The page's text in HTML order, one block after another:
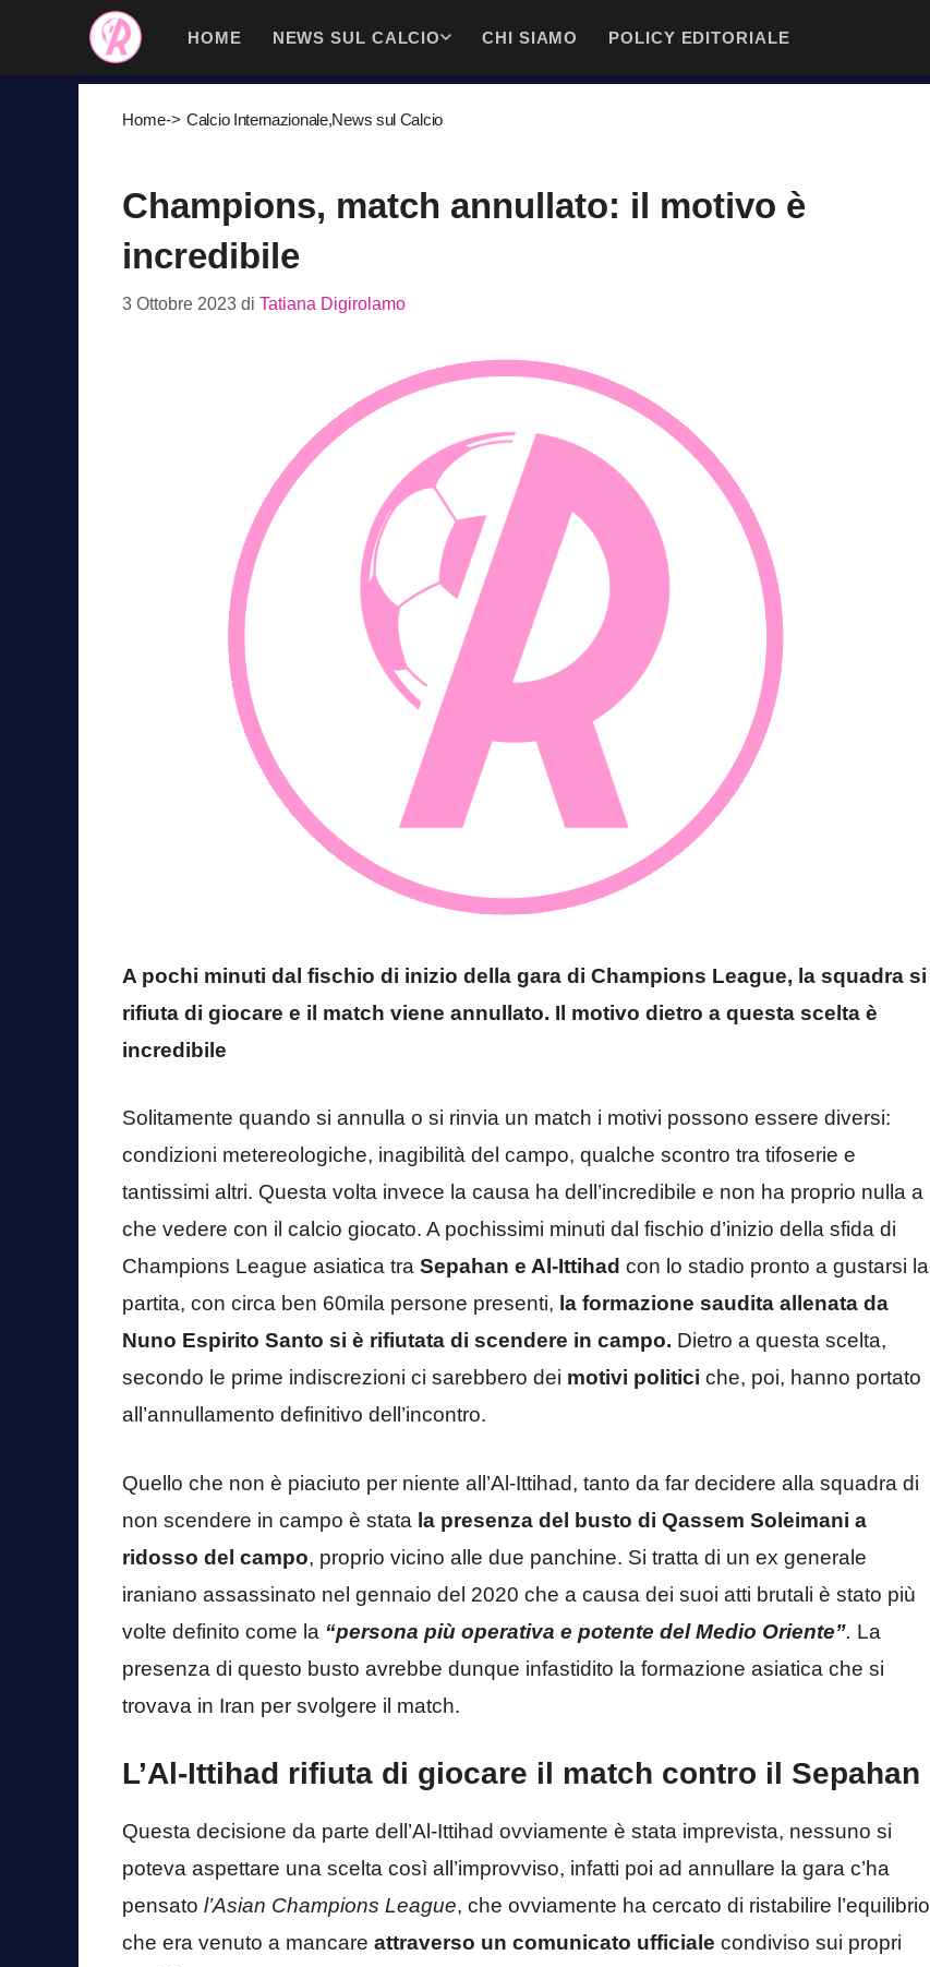
contenuto
HOME NEWS SUL CALCIO CHI SIAMO POLICY EDITORIALE
Home-> Calcio Internazionale,News sul Calcio
Champions, match annullato: il motivo è
incredibile
3 Ottobre 2023 di Tatiana Digirolamo
A pochi minuti dal fischio di inizio della gara di Champions League, la squadra si
rifiuta di giocare e il match viene annullato. Il motivo dietro a questa scelta è
incredibile
Solitamente quando si annulla o si rinvia un match i motivi possono essere diversi:
condizioni metereologiche, inagibilità del campo, qualche scontro tra tifoserie e
tantissimi altri. Questa volta invece la causa ha dell’incredibile e non ha proprio nulla a
che vedere con il calcio giocato. A pochissimi minuti dal fischio d’inizio della sfida di
Champions League asiatica tra Sepahan e Al-Ittihad con lo stadio pronto a gustarsi la
partita, con circa ben 60mila persone presenti, la formazione saudita allenata da
Nuno Espirito Santo si è rifiutata di scendere in campo. Dietro a questa scelta,
secondo le prime indiscrezioni ci sarebbero dei motivi politici che, poi, hanno portato
all’annullamento definitivo dell’incontro.
Quello che non è piaciuto per niente all’Al-Ittihad, tanto da far decidere alla squadra di
non scendere in campo è stata la presenza del busto di Qassem Soleimani a
ridosso del campo, proprio vicino alle due panchine. Si tratta di un ex generale
iraniano assassinato nel gennaio del 2020 che a causa dei suoi atti brutali è stato più
volte definito come la “persona più operativa e potente del Medio Oriente”. La
presenza di questo busto avrebbe dunque infastidito la formazione asiatica che si
trovava in Iran per svolgere il match.
L’Al-Ittihad rifiuta di giocare il match contro il Sepahan
Questa decisione da parte dell’Al-Ittihad ovviamente è stata imprevista, nessuno si
poteva aspettare una scelta così all’improvviso, infatti poi ad annullare la gara c’ha
pensato l’Asian Champions League, che ovviamente ha cercato di ristabilire l’equilibrio
che era venuto a mancare attraverso un comunicato ufficiale condiviso sui propri